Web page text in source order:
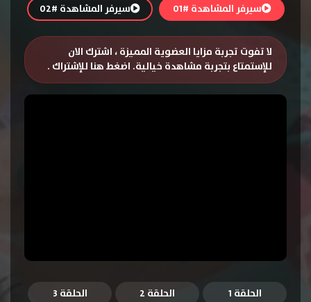
سيرفر المشاهدة #01 سيرفر المشاهدة #02
لا تفوت تجربة مزايا العضوية المميزة ، اشترك الان
للإستمتاع بتجربة مشاهدة خيالية. اضغط هنا للإشتراك .
الحلقة 1 الحلقة 2
الحلقة 3